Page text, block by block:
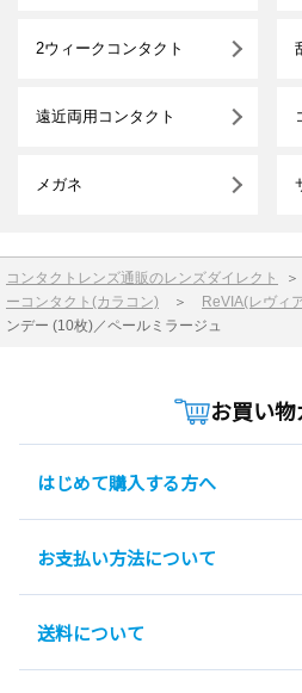
2ウィークコンタクト
遠近両用コンタクト
メガネ
コンタクトレンズ通販のレンズダイレクト ＞
ーコンタクト(カラコン) ＞ ReVIA(レヴィ
ンデー (10枚)／ペールミラージュ
お買い
はじめて購入する方へ
お支払い方法について
送料について